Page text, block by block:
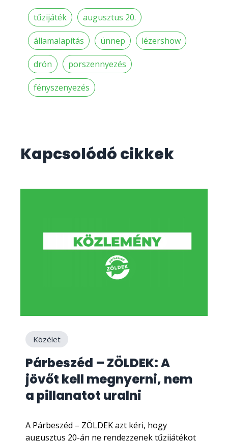
tűzijáték augusztus 20.
államalapítás ünnep lézershow
drón porszennyezés
fényszenyezés
Kapcsolódó cikkek
Közélet
Párbeszéd – ZÖLDEK: A
jövőt kell megnyerni, nem
a pillanatot uralni
A Párbeszéd – ZÖLDEK azt kéri, hogy
augusztus 20-án ne rendezzenek tűzijátékot